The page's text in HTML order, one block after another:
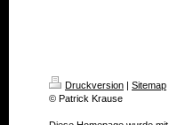
Druckversion | Sitemap
© Patrick Krause